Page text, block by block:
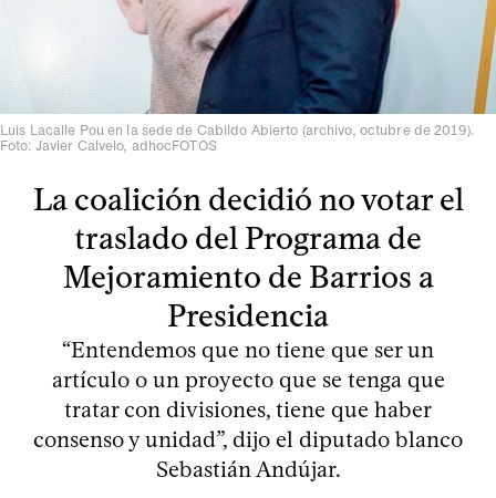
Luis Lacalle Pou en la sede de Cabildo Abierto (archivo, octubre de 2019).
Foto: Javier Calvelo, adhocFOTOS
La coalición decidió no votar el
traslado del Programa de
Mejoramiento de Barrios a
Presidencia
“Entendemos que no tiene que ser un
artículo o un proyecto que se tenga que
tratar con divisiones, tiene que haber
consenso y unidad”, dijo el diputado blanco
Sebastián Andújar.